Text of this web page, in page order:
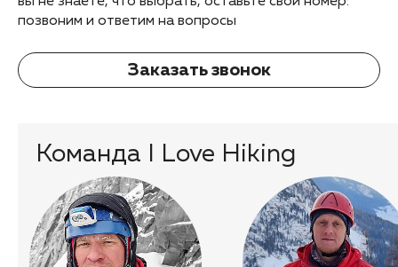
позвоним и ответим на вопросы
Заказать звонок
Команда I Love Hiking